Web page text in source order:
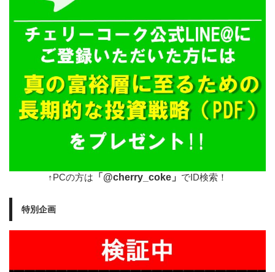
↑PCの方は 「@cherry_coke」 でID検索！
特別企画